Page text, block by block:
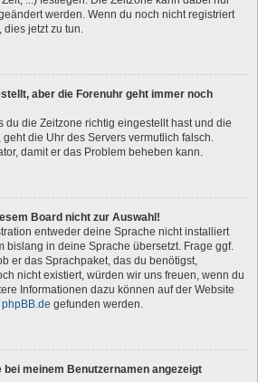
werden. Wenn du noch nicht registriert
dies jetzt zu tun.
aber die Forenuhr geht immer noch
du die Zeitzone richtig eingestellt hast und die
die Uhr des Servers vermutlich falsch.
damit er das Problem beheben kann.
Board nicht zur Auswahl!
entweder deine Sprache nicht installiert
bislang in deine Sprache übersetzt. Frage ggf.
er das Sprachpaket, das du benötigst,
nicht existiert, würden wir uns freuen, wenn du
Informationen dazu können auf der Website
phpBB.de gefunden werden.
bei meinem Benutzernamen angezeigt